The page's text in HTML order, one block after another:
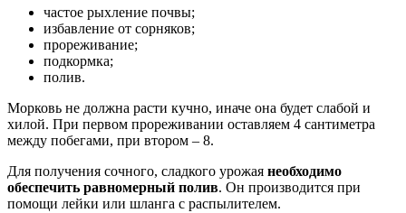
частое рыхление почвы;
избавление от сорняков;
прореживание;
подкормка;
полив.
Морковь не должна расти кучно, иначе она будет слабой и
хилой. При первом прореживании оставляем 4 сантиметра
между побегами, при втором – 8.
Для получения сочного, сладкого урожая необходимо
обеспечить равномерный полив. Он производится при
помощи лейки или шланга с распылителем.